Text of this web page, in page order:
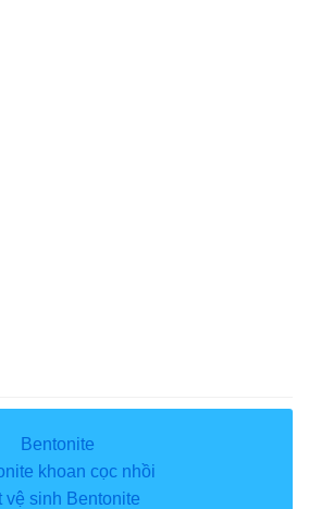
Bentonite
khoan cọc nhồi
vệ sinh Bentonite